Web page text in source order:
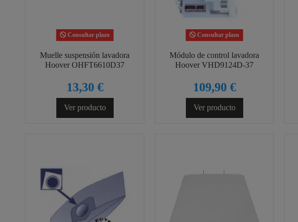
Consultar plazo
Muelle suspensión lavadora
Hoover OHFT6610D37
13,30 €
Ver producto
Consultar plazo
Módulo de control lavadora
Hoover VHD9124D-37
109,90 €
Ver producto